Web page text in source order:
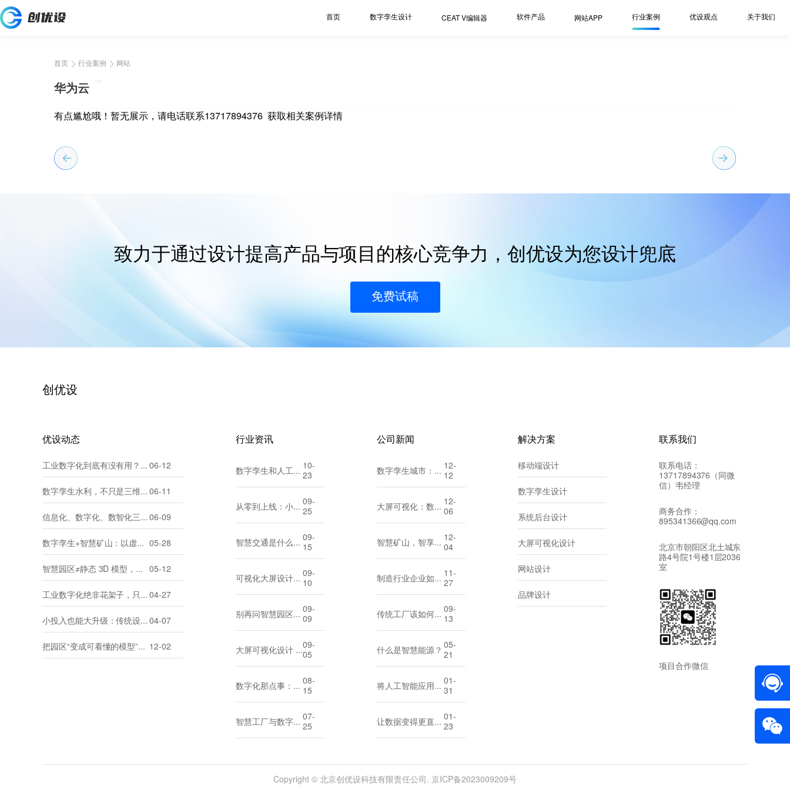
首页 数字孪生设计 CEAT V编辑器 软件产品 网站APP 行业案例 优设观点 关于我们
首页 行业案例 网站
华为云
有点尴尬哦！暂无展示， 请电话联系13717894376  获取相关案例详情
致力于通过设计提高产品与项目的核心竞争力，创优设为您设计兜底
免费试稿
创优设
优设动态
工业数字化到底有没有用？别再被概念忽悠了 06-12
数字孪生水利，不只是三维地图 06-11
信息化、数字化、数智化三者到底有何不同？ 北京创优设 06-09
数字孪生+智慧矿山：以虚映实，筑牢安全、高效、绿色生产防线 05-28
智慧园区≠静态 3D 模型，更是全域智能运营中枢 05-12
工业数字化绝非花架子，只是很多企业做反了 04-27
小投入也能大升级：传统设备厂如何低成本数字化？ 04-07
把园区“变成可看懂的模型”：数字孪生让消防从监测、预警到处置一屏掌控 12-02
行业资讯
数字孪生和人工智能，傻傻分不清？看这一篇就懂！
10-
23
从零到上线：小程序开发全流程指南（含界面设计要点）
09-
25
智慧交通是什么？它能帮我们解决哪些问题？
09-
15
可视化大屏设计不求人：掌握核心要点，轻松拿捏
09-
10
别再问智慧园区是什么了，看完这篇就懂它多实用
09-
09
大屏可视化设计 8 大注意事项，新手必看避坑指南
09-
05
数字化那点事：一文读懂数字孪生
08-
15
智慧工厂与数字化工厂有什么不同？
07-
25
公司新闻
数字孪生城市：探索“一数一源”的实现路径
12-
12
大屏可视化：数据洞察的新维度
12-
06
智慧矿山，智享未来：全力打造矿山可持续发展新篇章
12-
04
制造行业企业如何精准选择适合自己的数字化服务 北京创优设
11-
27
传统工厂该如何做数字化转型？
09-
13
什么是智慧能源？
05-
21
将人工智能应用到软件开发中？那你需要了解这些
01-
31
让数据变得更直观：10款常用的可视化大屏软件
01-
23
解决方案
移动端设计
数字孪生设计
系统后台设计
大屏可视化设计
网站设计
品牌设计
联系我们
联系电话：
13717894376（同微
信）韦经理
商务合作：
895341366@qq.com
北京市朝阳区北土城东
路4号院1号楼1层2036
室
项目合作微信
Copyright © 北京创优设科技有限责任公司. 京ICP备2023009209号